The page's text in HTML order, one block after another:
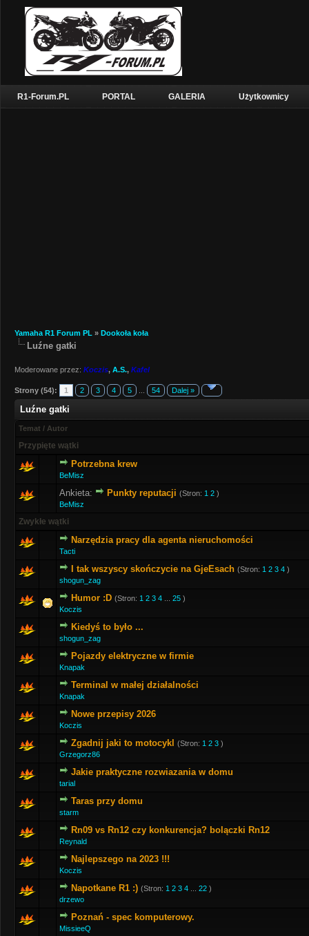
R1-Forum.PL PORTAL GALERIA Użytkownicy
Yamaha R1 Forum PL » Dookoła koła
Luźne gatki
Moderowane przez: Koczis, A.S., Kafel
Strony (54): 1 2 3 4 5 54 Dalej »
Luźne gatki
Temat / Autor
Przypięte wątki
Potrzebna krew
BeMisz
Ankieta: Punkty reputacji (Stron: 1 2 )
BeMisz
Zwykłe wątki
Narzędzia pracy dla agenta nieruchomości
Tacti
I tak wszyscy skończycie na GjeEsach (Stron: 1 2 3 4 )
shogun_zag
Humor :D (Stron: 1 2 3 4 25 )
Koczis
Kiedyś to było ...
shogun_zag
Pojazdy elektryczne w firmie
Knapak
Terminal w małej działalności
Knapak
Nowe przepisy 2026
Koczis
Zgadnij jaki to motocykl (Stron: 1 2 3 )
Grzegorz86
Jakie praktyczne rozwiazania w domu
tarial
Taras przy domu
starm
Rn09 vs Rn12 czy konkurencja? bolączki Rn12
Reynald
Najlepszego na 2023 !!!
Koczis
Napotkane R1 :) (Stron: 1 2 3 4 22 )
drzewo
Poznań - spec komputerowy.
MissieeQ